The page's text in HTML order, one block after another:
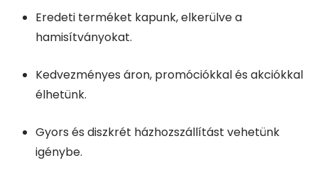
Eredeti terméket kapunk, elkerülve a
hamisítványokat.
Kedvezményes áron, promóciókkal és akciókkal
élhetünk.
Gyors és diszkrét házhozszállítást vehetünk
igénybe.